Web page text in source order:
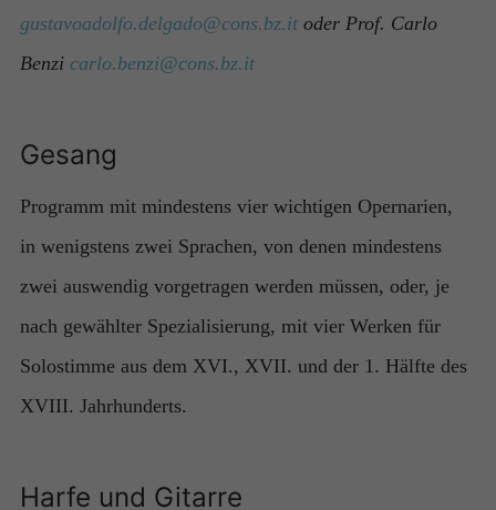
gustavoadolfo.delgado@cons.bz.it oder Prof. Carlo
Benzi carlo.benzi@cons.bz.it
Gesang
Programm mit mindestens vier wichtigen Opernarien,
in wenigstens zwei Sprachen, von denen mindestens
zwei auswendig vorgetragen werden müssen, oder, je
nach gewählter Spezialisierung, mit vier Werken für
Solostimme aus dem XVI., XVII. und der 1. Hälfte des
XVIII. Jahrhunderts.
Harfe und Gitarre